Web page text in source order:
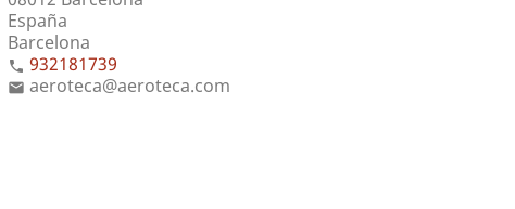
España
Barcelona
 932181739
 aeroteca@aeroteca.com